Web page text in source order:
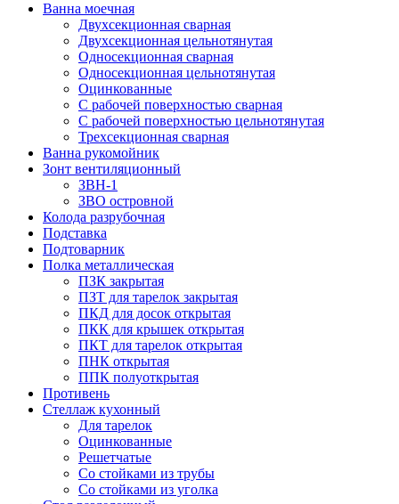
Ванна моечная
Двухсекционная сварная
Двухсекционная цельнотянутая
Односекционная сварная
Односекционная цельнотянутая
Оцинкованные
С рабочей поверхностью сварная
С рабочей поверхностью цельнотянутая
Трехсекционная сварная
Ванна рукомойник
Зонт вентиляционный
ЗВН-1
ЗВО островной
Колода разрубочная
Подставка
Подтоварник
Полка металлическая
ПЗК закрытая
ПЗТ для тарелок закрытая
ПКД для досок открытая
ПКК для крышек открытая
ПКТ для тарелок открытая
ПНК открытая
ППК полуоткрытая
Противень
Стеллаж кухонный
Для тарелок
Оцинкованные
Решетчатые
Со стойками из трубы
Со стойками из уголка